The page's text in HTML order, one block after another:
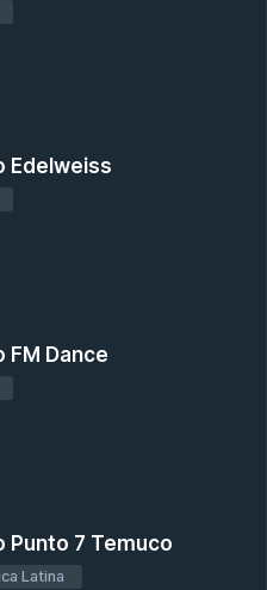
Edelweiss
FM Dance
Punto 7 Temuco
Latina